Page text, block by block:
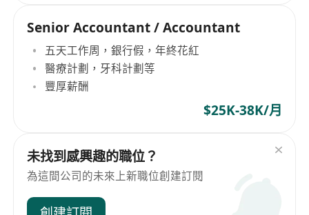
Senior Accountant / Accountant
五天工作周，銀行假，年終花紅
醫療計劃，牙科計劃等
豐厚薪酬
$25K-38K/月
未找到感興趣的職位？
為這間公司的未來上新職位創建訂閱